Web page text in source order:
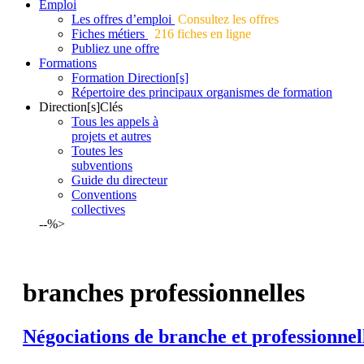
Emploi
Les offres d’emploi Consultez les offres
Fiches métiers
216 fiches en ligne
Publiez une offre
Formations
Formation Direction[s]
Répertoire des principaux organismes de formation
Direction[s]Clés
Tous les appels à
projets et autres
Toutes les
subventions
Guide du directeur
Conventions
collectives
--%>
branches professionnelles
Négociations de branche et